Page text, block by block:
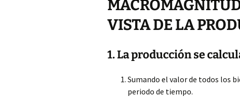
VISTA DE LA
1. La producción se
Sumando el valor de todos los
periodo de tiempo.